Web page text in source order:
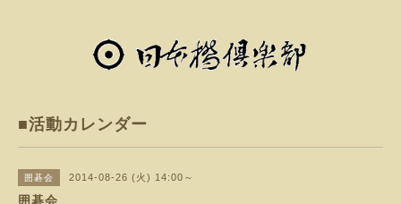
■活動カレンダー
囲碁会 2014-08-26 (火) 14:00～
囲碁会